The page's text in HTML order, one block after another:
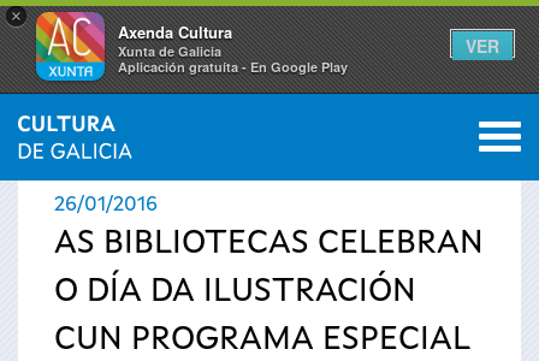
×
Axenda Cultura
Xunta de Galicia
Aplicación gratuíta - En Google Play
VER
Vostede
está
aquí
INICIO › ACTUALIDADE 0
26/01/2016
AS BIBLIOTECAS CELEBRAN
O DÍA DA ILUSTRACIÓN
CUN PROGRAMA ESPECIAL